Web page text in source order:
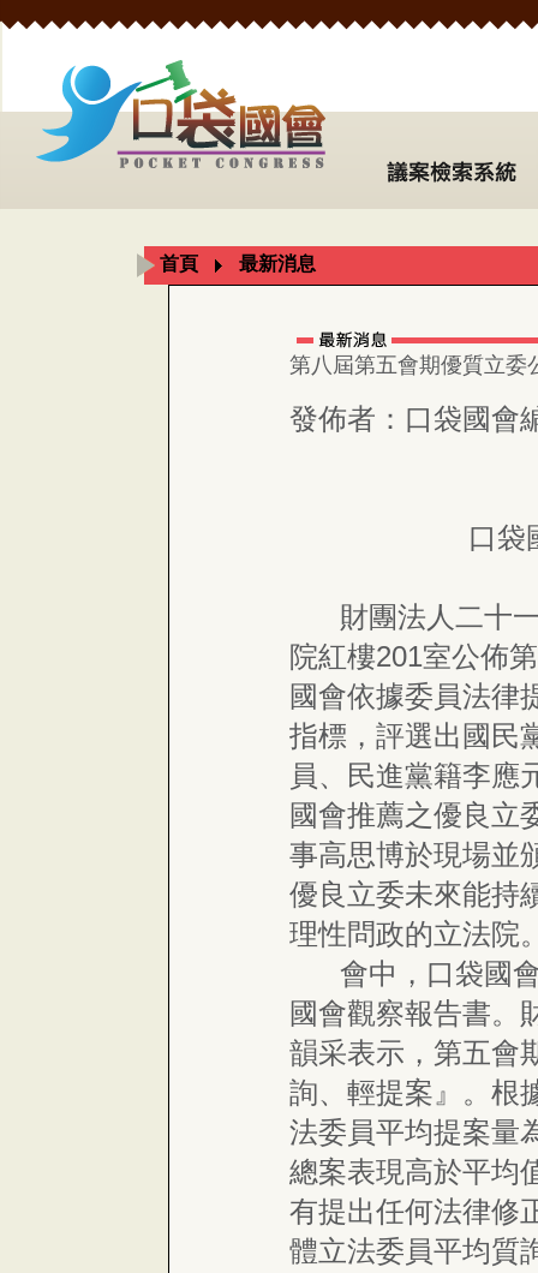
首頁 最新消息
第八屆第五會期優質立委
發佈者：口袋國會
口袋
財團法人二十一
院紅樓201室公佈
國會依據委員法律
指標，評選出國民
員、民進黨籍李應
國會推薦之優良立
事高思博於現場並
優良立委未來能持
理性問政的立法院
會中，口袋國會
國會觀察報告書。
韻采表示，第五會
詢、輕提案』。根
法委員平均提案量
總案表現高於平均
有提出任何法律修
體立法委員平均質